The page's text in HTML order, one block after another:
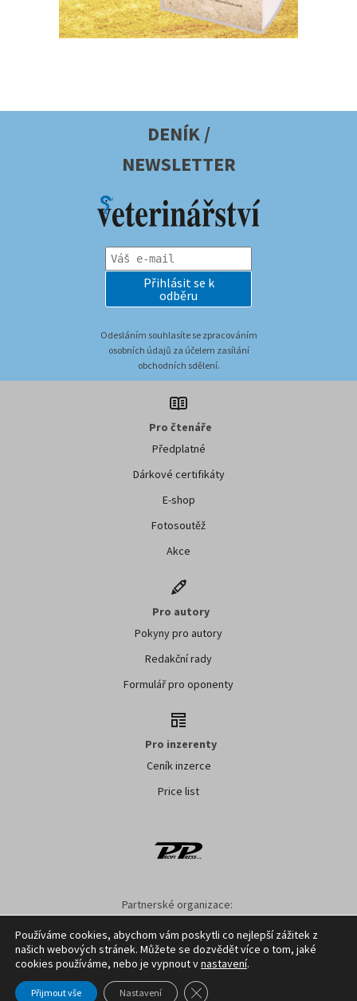
DENÍK /
NEWSLETTER
Přihlásit se k
odběru
Odesláním souhlasíte se zpracováním
osobních údajů za účelem zasílání
obchodních sdělení.
Pro čtenáře
Předplatné
Dárkové certifikáty
E-shop
Fotosoutěž
Akce
Pro autory
Pokyny pro autory
Redakční rady
Formulář pro oponenty
Pro inzerenty
Ceník inzerce
Price list
Partnerské organizace:
Nastavení cookies GDPR Facebook Kontakt
Copyright © 2026 Profi Press s.r.o.
Používáme cookies, abychom vám poskytli co nejlepší zážitek z
našich webových stránek. Můžete se dozvědět více o tom, jaké
cookies používáme, nebo je vypnout vnastavení.
Přijmout vše Nastavení Zavřít cookie lištu GDPR